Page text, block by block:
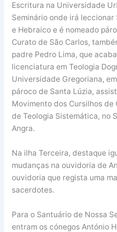
Escritura na Universidade
Seminário onde irá
e Hebraico e é nomeado
Curato de São Carlos,
padre Pedro Lima, que
licenciatura em Teologia
Universidade Gregoriana,
pároco de Santa Lúzia,
Movimento dos Cursilhos
de Teologia Sistemática, no
Angra.
Na ilha Terceira, destaque
mudanças na ouvidoria de
ouvidoria que regista uma
sacerdotes.
Para o Santuário de Nossa
entram os cónegos António